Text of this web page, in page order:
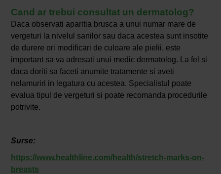
Cand ar trebui consultat un dermatolog?
Daca observati aparitia brusca a unui numar mare de
vergeturi la nivelul sanilor sau daca acestea sunt insotite
de durere ori modificari de culoare ale pielii, este
important sa va adresati unui medic dermatolog. La fel si
daca doriti sa faceti anumite tratamente si aveti
nelamuriri in legatura cu acestea. Specialistul poate
evalua tipul de vergeturi si poate recomanda procedurile
potrivite.
Surse:
https://www.healthline.com/health/stretch-marks-on-
breasts